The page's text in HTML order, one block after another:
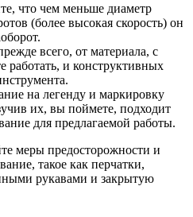
что чем меньше диаметр
(более высокая скорость) он
всего, от материала, с
работать, и конструктивных
на легенду и маркировку
их, вы поймете, подходит
для предлагаемой работы.
меры предосторожности и
такое как перчатки,
рукавами и закрытую